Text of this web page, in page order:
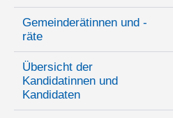
Gemeinderätinnen und -
räte
Übersicht der
Kandidatinnen und
Kandidaten